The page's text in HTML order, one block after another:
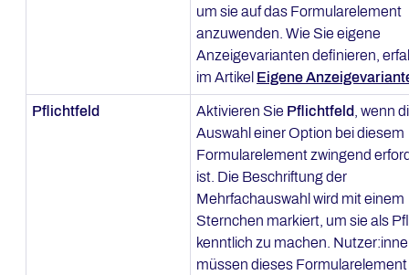
um sie auf das Formularelement
anzuwenden. Wie Sie eigene
Anzeigevarianten definieren,
im Artikel Eigene
Pflichtfeld Aktivieren Sie Pflichtfeld , wenn
Auswahl einer Option bei diesem
Formularelement zwingend
ist. Die Beschriftung der
Mehrfachauswahl wird mit einem
Sternchen markiert, um sie als
kenntlich zu machen.
müssen dieses Formularelement